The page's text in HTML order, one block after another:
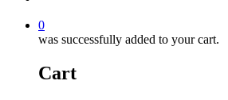
0
was successfully added to your cart.
Cart